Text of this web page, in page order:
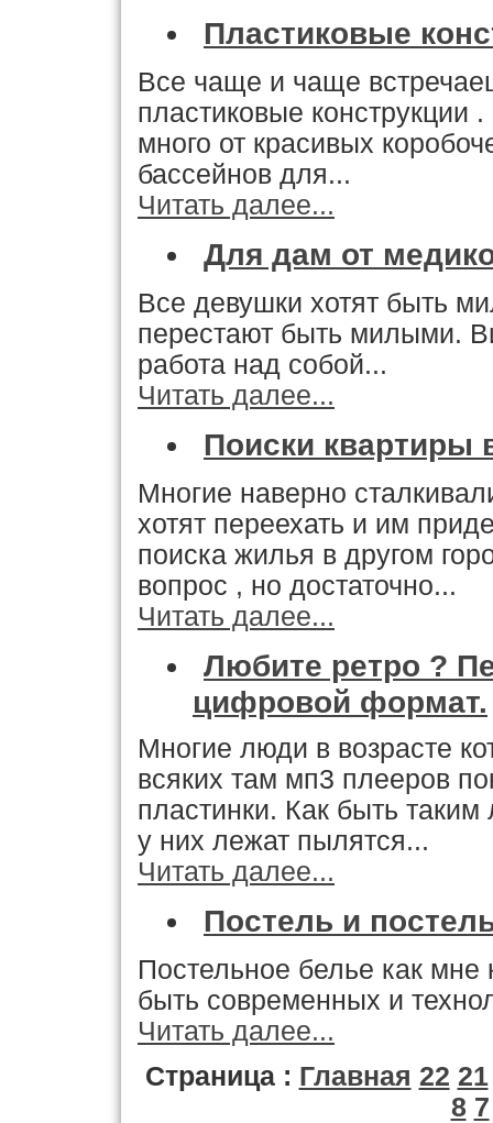
Пластиковые
Все чаще и чаще
пластиковые конструкции
много от красивых
бассейнов для...
Читать далее...
Для дам от
Все девушки хотят быть
перестают быть милыми.
работа над собой...
Читать далее...
Поиски квартиры
Многие наверно
хотят переехать и им
поиска жилья в другом
вопрос , но достаточно...
Читать далее...
Любите ретро ?
цифровой формат.
Многие люди в возрасте
всяких там мп3 плееров
пластинки. Как быть
у них лежат пылятся...
Читать далее...
Постель и
Постельное белье как
быть современных и
Читать далее...
Страница : Главная 22 21
8 7